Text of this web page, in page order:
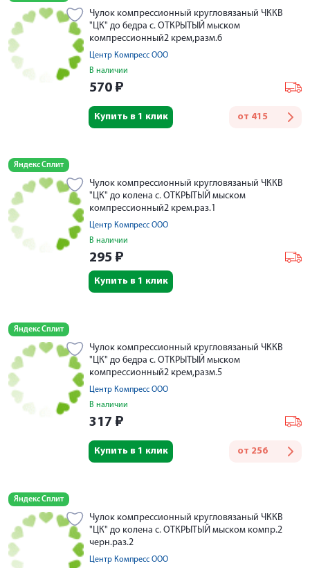
Чулок компрессионный кругловязаный ЧККВ
"ЦК" до бедра с. ОТКРЫТЫЙ мыском
компрессионный2 крем,разм.6
Центр Компресс ООО
В наличии
570 ₽
от 415
Купить в 1 клик
Яндекс Сплит
Чулок компрессионный кругловязаный ЧККВ
"ЦК" до колена с. ОТКРЫТЫЙ мыском
компрессионный2 крем.раз.1
Центр Компресс ООО
В наличии
295 ₽
Купить в 1 клик
Яндекс Сплит
Чулок компрессионный кругловязаный ЧККВ
"ЦК" до бедра с. ОТКРЫТЫЙ мыском
компрессионный2 крем,разм.5
Центр Компресс ООО
В наличии
317 ₽
от 256
Купить в 1 клик
Яндекс Сплит
Чулок компрессионный кругловязаный ЧККВ
"ЦК" до колена с. ОТКРЫТЫЙ мыском компр.2
черн.раз.2
Центр Компресс ООО